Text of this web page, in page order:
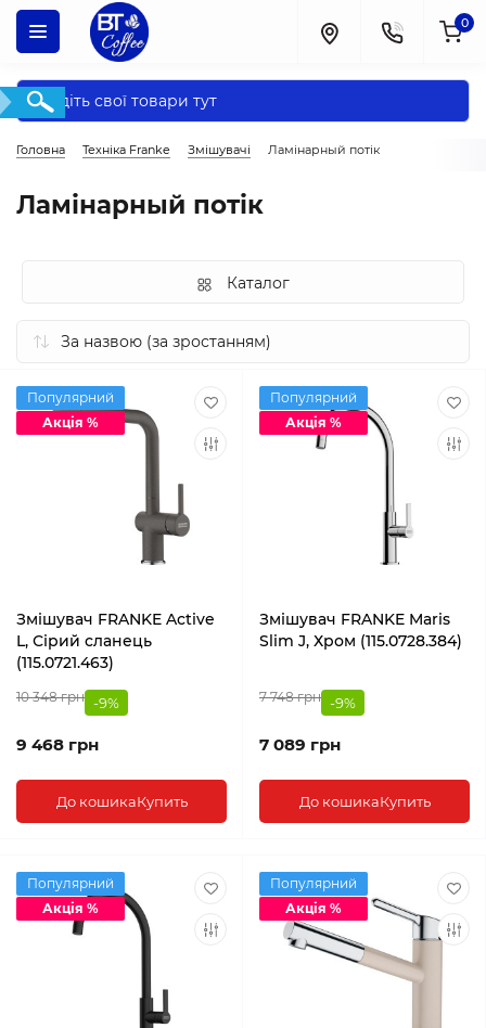
0
Головна Техніка Franke Змішувачі Ламінарный потік
Ламінарный потік
Каталог
Популярний
Акція %
Змішувач FRANKE Active
L, Сірий сланець
(115.0721.463)
10 348 грн -9%
9 468 грн
До кошикаКупить
Популярний
Акція %
Змішувач FRANKE Maris
Slim J, Хром (115.0728.384)
7 748 грн -9%
7 089 грн
До кошикаКупить
Популярний
Акція %
Популярний
Акція %